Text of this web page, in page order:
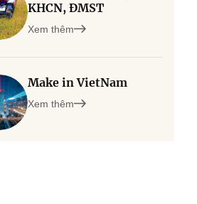
KHCN, ĐMST
Xem thêm
Make in VietNam
Xem thêm